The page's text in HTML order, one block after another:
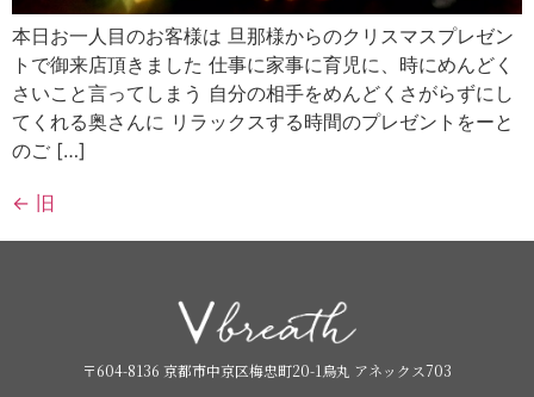
本日お一人目のお客様は 旦那様からのクリスマスプレゼン
トで御来店頂きました 仕事に家事に育児に、時にめんどく
さいこと言ってしまう 自分の相手をめんどくさがらずにし
てくれる奥さんに リラックスする時間のプレゼントをーと
のご […]
← 旧
〒604-8136 京都市中京区梅忠町20-1烏丸 アネックス703